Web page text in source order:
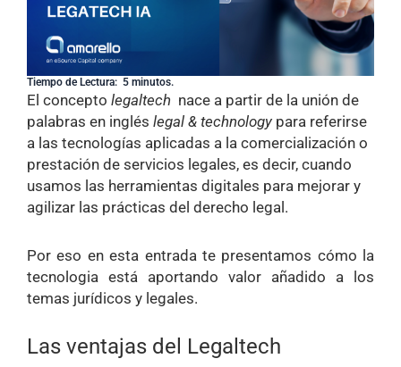
Tiempo de Lectura: 5 minutos.
El concepto legaltech nace a partir de la unión de
palabras en inglés legal & technology para referirse
a las tecnologías aplicadas a la comercialización o
prestación de servicios legales, es decir, cuando
usamos las herramientas digitales para mejorar y
agilizar las prácticas del derecho legal.
Por eso en esta entrada te presentamos cómo la
tecnologia está aportando valor añadido a los
temas jurídicos y legales.
Las ventajas del Legaltech